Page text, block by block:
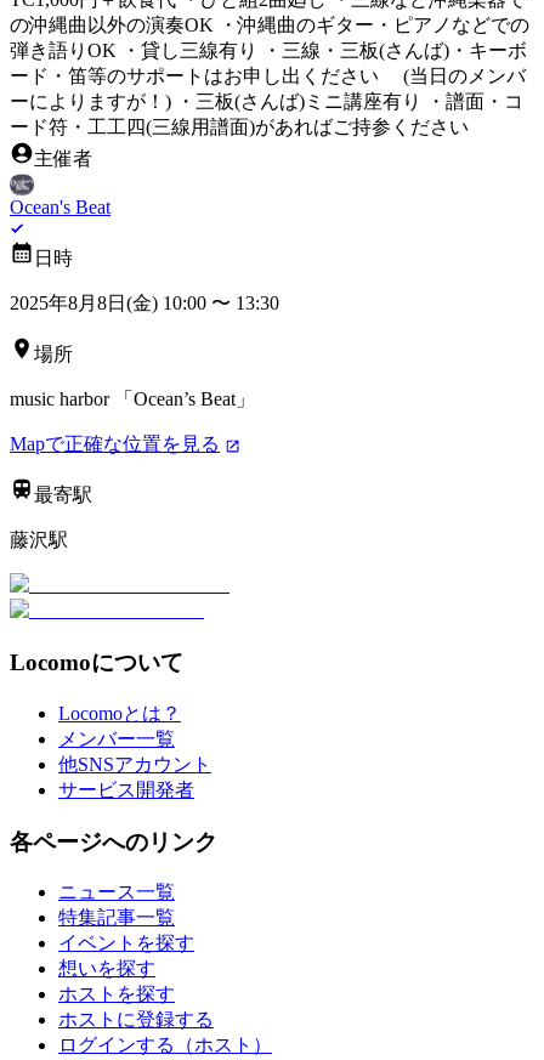
の沖縄曲以外の演奏OK ・沖縄曲のギター・ピアノなどでの
弾き語りOK ・貸し三線有り ・三線・三板(さんば)・キーボ
ード・笛等のサポートはお申し出ください (当日のメンバ
ーによりますが！) ・三板(さんば)ミニ講座有り ・譜面・コ
ード符・工工四(三線用譜面)があればご持参ください
主催者
Ocean's Beat
日時
2025年8月8日(金) 10:00 〜 13:30
場所
music harbor 「Ocean’s Beat」
Mapで正確な位置を見る
最寄駅
藤沢駅
Locomoについて
Locomoとは？
メンバー一覧
他SNSアカウント
サービス開発者
各ページへのリンク
ニュース一覧
特集記事一覧
イベントを探す
想いを探す
ホストを探す
ホストに登録する
ログインする（ホスト）